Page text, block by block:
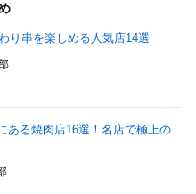
り串を楽しめる人気店14選
ある焼肉店16選！名店で極上の